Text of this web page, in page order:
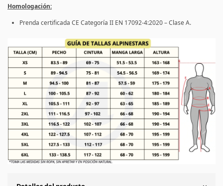
Homologación:
Prenda certificada CE Categoría II EN 17092-4:2020 – Clase A.